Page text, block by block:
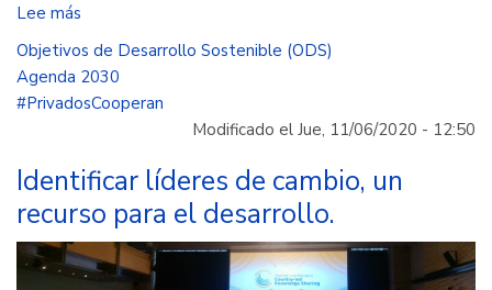
Lee más
rol
de
APC-
en
la
Agenda
2030
Objetivos de Desarrollo Sostenible (ODS)
Agenda 2030
#PrivadosCooperan
Modificado el Jue, 11/06/2020 - 12:50
Identificar líderes de cambio, un
recurso para el desarrollo.